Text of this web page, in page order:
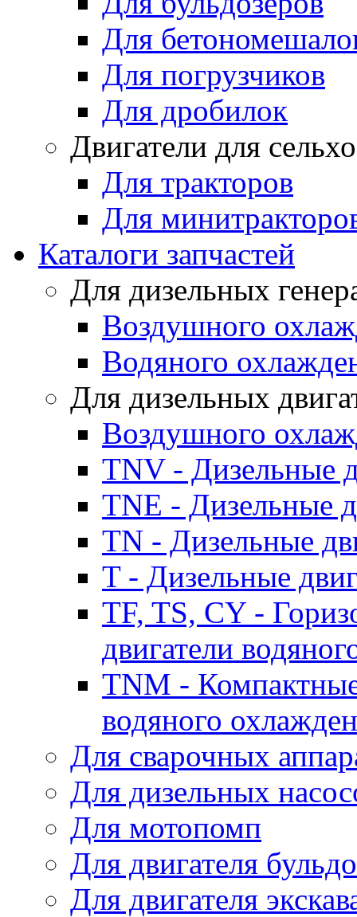
Для
Для погрузчиков
Для дробилок
Двигатели для
Для тракторов
Для
Каталоги запчастей
Для дизельных
Воздушного
Водяного
Для дизельных
Воздушного
TNV - Дизельные
TNE - Дизельные
TN - Дизельные
T - Дизельные
TF, TS, CY -
двигатели
TNM -
водяного
Для сварочных
Для дизельных
Для мотопомп
Для двигателя
Для двигателя